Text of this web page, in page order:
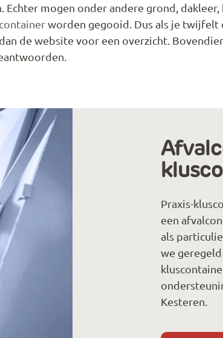
mogen onder andere grond, dakleer,
worden gegooid. Dus als je twijfelt
de website voor een overzicht.
Praxis-
een
als
we
Kesteren.